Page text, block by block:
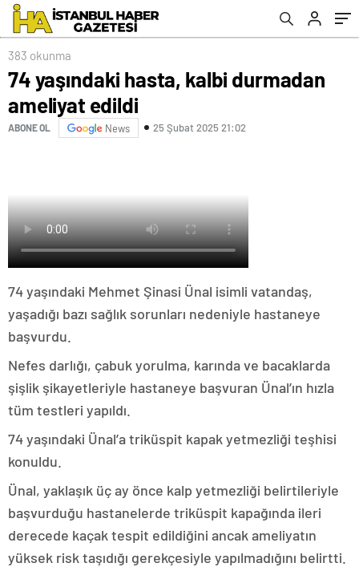
383 okunma
74 yaşındaki hasta, kalbi durmadan
ameliyat edildi
ABONE OL News 25 Şubat 2025 21:02
74 yaşındaki Mehmet Şinasi Ünal isimli vatandaş,
yaşadığı bazı sağlık sorunları nedeniyle hastaneye
başvurdu.
Nefes darlığı, çabuk yorulma, karında ve bacaklarda
şişlik şikayetleriyle hastaneye başvuran Ünal’ın hızla
tüm testleri yapıldı.
74 yaşındaki Ünal’a triküspit kapak yetmezliği teşhisi
konuldu.
Ünal, yaklaşık üç ay önce kalp yetmezliği belirtileriyle
başvurduğu hastanelerde triküspit kapağında ileri
derecede kaçak tespit edildiğini ancak ameliyatın
yüksek risk taşıdığı gerekçesiyle yapılmadığını belirtti.